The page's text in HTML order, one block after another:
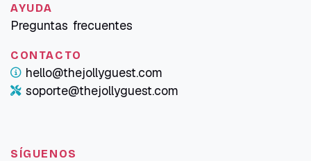
AYUDA
Preguntas frecuentes
CONTACTO
hello@thejollyguest.com
soporte@thejollyguest.com
SÍGUENOS